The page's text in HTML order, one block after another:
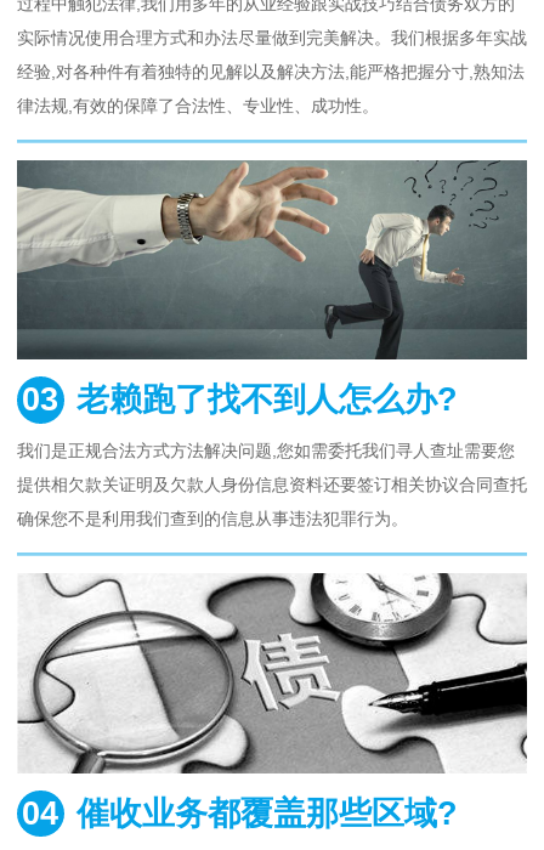
过程中触犯法律,我们用多年的从业经验跟实战技巧结合债务双方的
实际情况使用合理方式和办法尽量做到完美解决。我们根据多年实战
经验,对各种件有着独特的见解以及解决方法,能严格把握分寸,熟知法
律法规,有效的保障了合法性、专业性、成功性。
03 老赖跑了找不到人怎么办?
我们是正规合法方式方法解决问题,您如需委托我们寻人查址需要您
提供相欠款关证明及欠款人身份信息资料还要签订相关协议合同查托
确保您不是利用我们查到的信息从事违法犯罪行为。
04 催收业务都覆盖那些区域?